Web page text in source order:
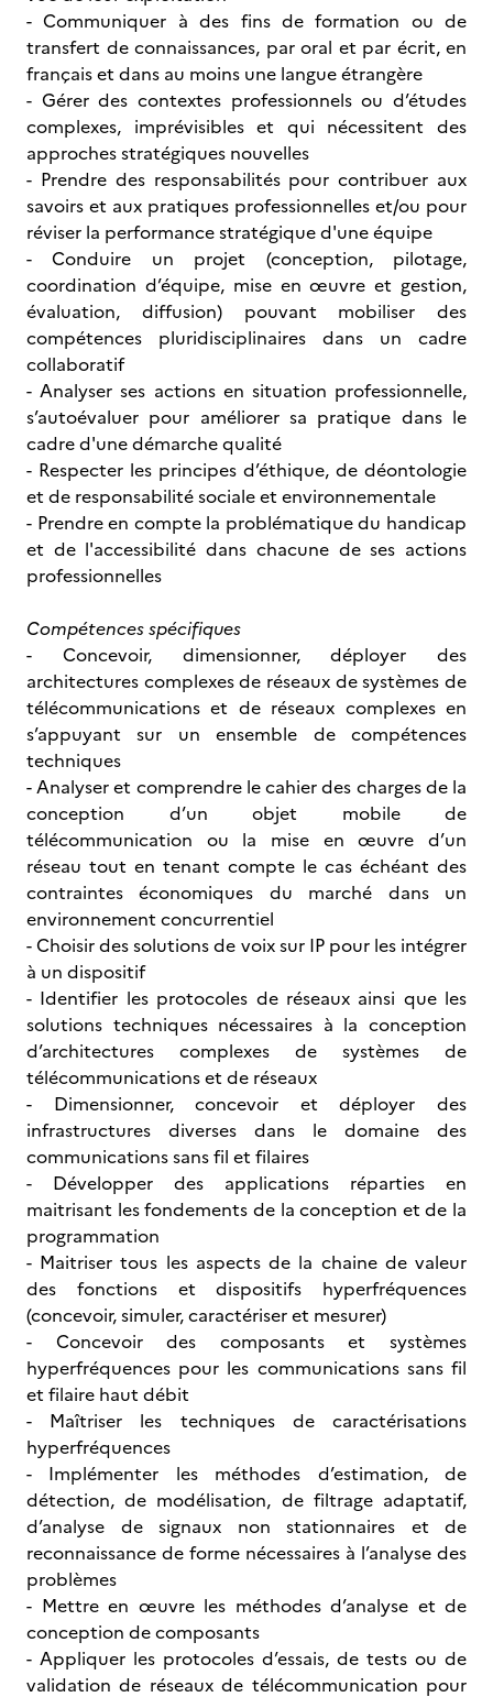
- Communiquer à des fins de formation ou de
transfert de connaissances, par oral et par écrit, en
français et dans au moins une langue étrangère
- Gérer des contextes professionnels ou d’études
complexes, imprévisibles et qui nécessitent des
approches stratégiques nouvelles
- Prendre des responsabilités pour contribuer aux
savoirs et aux pratiques professionnelles et/ou pour
réviser la performance stratégique d'une équipe
- Conduire un projet (conception, pilotage,
coordination d’équipe, mise en œuvre et gestion,
évaluation, diffusion) pouvant mobiliser des
compétences pluridisciplinaires dans un cadre
collaboratif
- Analyser ses actions en situation professionnelle,
s’autoévaluer pour améliorer sa pratique dans le
cadre d'une démarche qualité
- Respecter les principes d’éthique, de déontologie
et de responsabilité sociale et environnementale
- Prendre en compte la problématique du handicap
et de l'accessibilité dans chacune de ses actions
professionnelles
Compétences spécifiques
- Concevoir, dimensionner, déployer des
architectures complexes de réseaux de systèmes de
télécommunications et de réseaux complexes en
s’appuyant sur un ensemble de compétences
techniques
- Analyser et comprendre le cahier des charges de la
conception d’un objet mobile de
télécommunication ou la mise en œuvre d’un
réseau tout en tenant compte le cas échéant des
contraintes économiques du marché dans un
environnement concurrentiel
- Choisir des solutions de voix sur IP pour les intégrer
à un dispositif
- Identifier les protocoles de réseaux ainsi que les
solutions techniques nécessaires à la conception
d’architectures complexes de systèmes de
télécommunications et de réseaux
- Dimensionner, concevoir et déployer des
infrastructures diverses dans le domaine des
communications sans fil et filaires
- Développer des applications réparties en
maitrisant les fondements de la conception et de la
programmation
- Maitriser tous les aspects de la chaine de valeur
des fonctions et dispositifs hyperfréquences
(concevoir, simuler, caractériser et mesurer)
- Concevoir des composants et systèmes
hyperfréquences pour les communications sans fil
et filaire haut débit
- Maîtriser les techniques de caractérisations
hyperfréquences
- Implémenter les méthodes d’estimation, de
détection, de modélisation, de filtrage adaptatif,
d’analyse de signaux non stationnaires et de
reconnaissance de forme nécessaires à l’analyse des
problèmes
- Mettre en œuvre les méthodes d’analyse et de
conception de composants
- Appliquer les protocoles d’essais, de tests ou de
validation de réseaux de télécommunication pour